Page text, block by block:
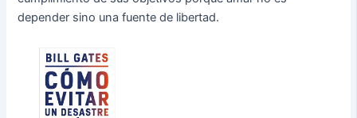
depender sino una fuente de libertad.